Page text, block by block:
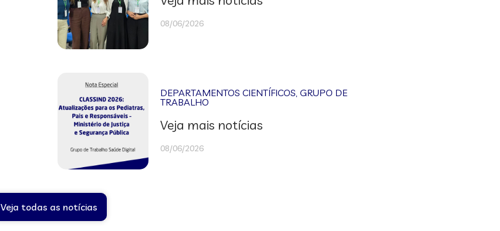
08/06/2026
DEPARTAMENTOS CIENTÍFICOS,GRUPO DE
TRABALHO
Veja mais notícias
08/06/2026
Veja todas as notícias